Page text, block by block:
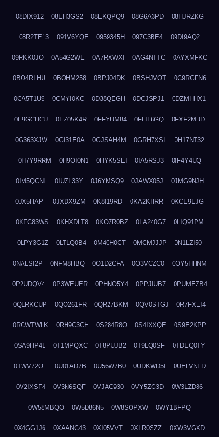
08DIX912 08EH3GS2 08EKQPQ9 08G6A3PD 08HJRZKG
08R2TE13 091V6YQE 0959345H 097C3BE4 09DI9AQ2
09RKK0JO 0A54G2WE 0A7RXWXI 0AG4NTTC 0AYXMFKC
0BO4RLHU 0BOHM258 0BPJ04DK 0BSHJVOT 0C9RGFN6
0CA5T1U9 0CMYI0KC 0D38QEGH 0DCJSPJ1 0DZMHHX1
0E9GCHCU 0EZ05K4R 0FFYUM84 0FLIL6GQ 0FXF2MUD
0G363XJW 0GI31E0A 0GJSAH4M 0GRH7XSL 0H17NT32
0H7Y9RRM 0H9OI0N1 0HYK5SEI 0IA5RSJ3 0IF4Y4UQ
0IM5QCNL 0IUZL33Y 0J6YMSQ9 0JAWX05J 0JMG9NJH
0JX5HAPI 0JXDX9ZM 0K8I19RD 0KA2KHRR 0KCE9EJG
0KFC83WS 0KHXDLT8 0KO7R0BZ 0LA240G7 0LIQ91PM
0LPY3G1Z 0LTLQ0B4 0M40H0CT 0MCMJJJP 0N1LZI50
0NALSI2P 0NFM8HBQ 0O1D2CFA 0O3VCZC0 0OY5HHNM
0P2UDQV4 0P3WEUER 0PHNO5Y4 0PPJIUB7 0PUMEZB4
0QLRKCUP 0QO261FR 0QR27BKM 0QV0STGJ 0R7FXEI4
0RCWTWLK 0RH9C3CH 0S284R8O 0S4IXXQE 0S9E2KPP
0SA9HP4L 0T1MPQXC 0T8PUJB2 0T9LQ0SF 0TDEQ0TY
0TWV72OF 0U01AD7B 0U56W7B0 0UDKWD5I 0UELVNFD
0V2IXSF4 0V3N6SQF 0VJAC930 0VY5ZG3D 0W3LZD86
0W58MBQO 0W5D86N5 0W8SOPXW 0WY1BFPQ
0X4GG1J6 0XAANC43 0XI05VVT 0XLR0SZZ 0XW3VGXD